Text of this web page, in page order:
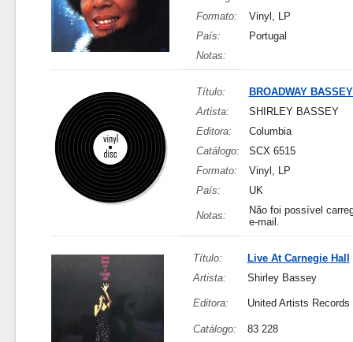
Formato:
Vinyl, LP
País:
Portugal
Notas:
Título:
BROADWAY
Artista:
SHIRLEY BASSEY
Editora:
Columbia
Catálogo:
SCX 6515
Formato:
Vinyl, LP
País:
UK
Notas:
Não foi possível
e-mail.
Título:
Live At Carnegie Hall
Artista:
Shirley Bassey
Editora: United Artists Records
Catálogo:
83 228